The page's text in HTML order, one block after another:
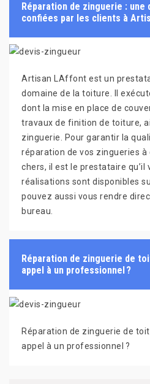
Réparation de zinguerie :
confiées par les clients à
Artisan LAffont est un
domaine de la toiture. Il
dont la mise en place de
travaux de finition de toiture,
zinguerie. Pour garantir la
réparation de vos zingueries à
chers, il est le prestataire qu’il
réalisations sont disponibles
pouvez aussi vous rendre
bureau.
Réparation de zinguerie de
appel à un professionnel ?
Réparation de zinguerie de
appel à un professionnel ?